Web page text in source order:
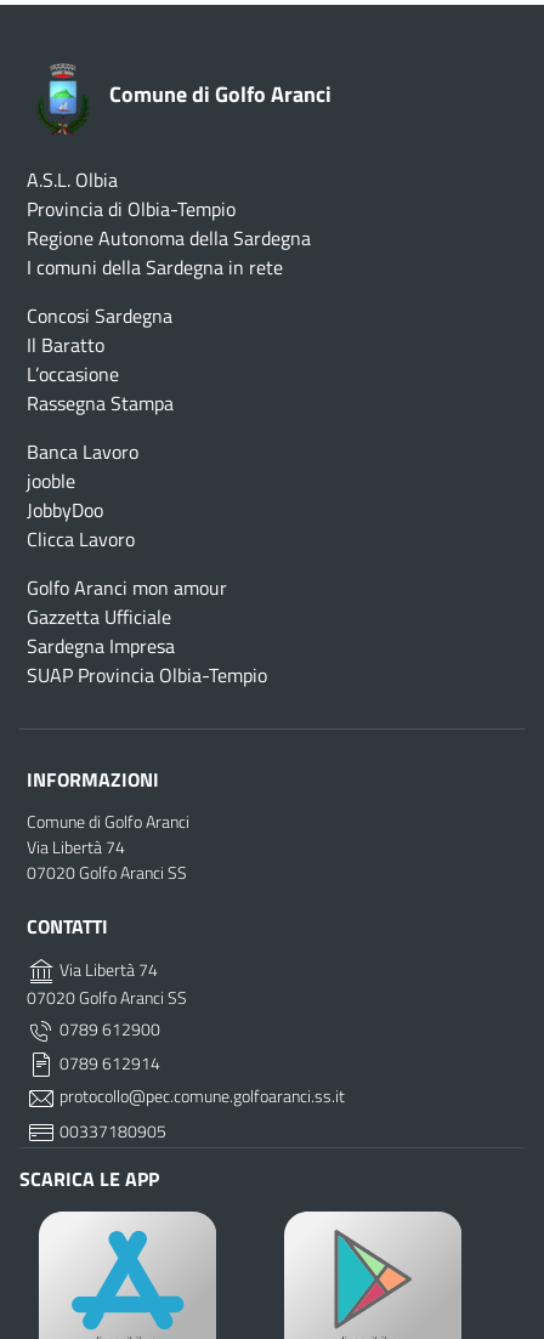
Comune di Golfo Aranci
A.S.L. Olbia
Provincia di Olbia-Tempio
Regione Autonoma della Sardegna
I comuni della Sardegna in rete
Concosi Sardegna
Il Baratto
L’occasione
Rassegna Stampa
Banca Lavoro
jooble
JobbyDoo
Clicca Lavoro
Golfo Aranci mon amour
Gazzetta Ufficiale
Sardegna Impresa
SUAP Provincia Olbia-Tempio
INFORMAZIONI
Comune di Golfo Aranci
Via Libertà 74
07020 Golfo Aranci SS
CONTATTI
Via Libertà 74
07020 Golfo Aranci SS
0789 612900
0789 612914
protocollo@pec.comune.golfoaranci.ss.it
00337180905
SCARICA LE APP